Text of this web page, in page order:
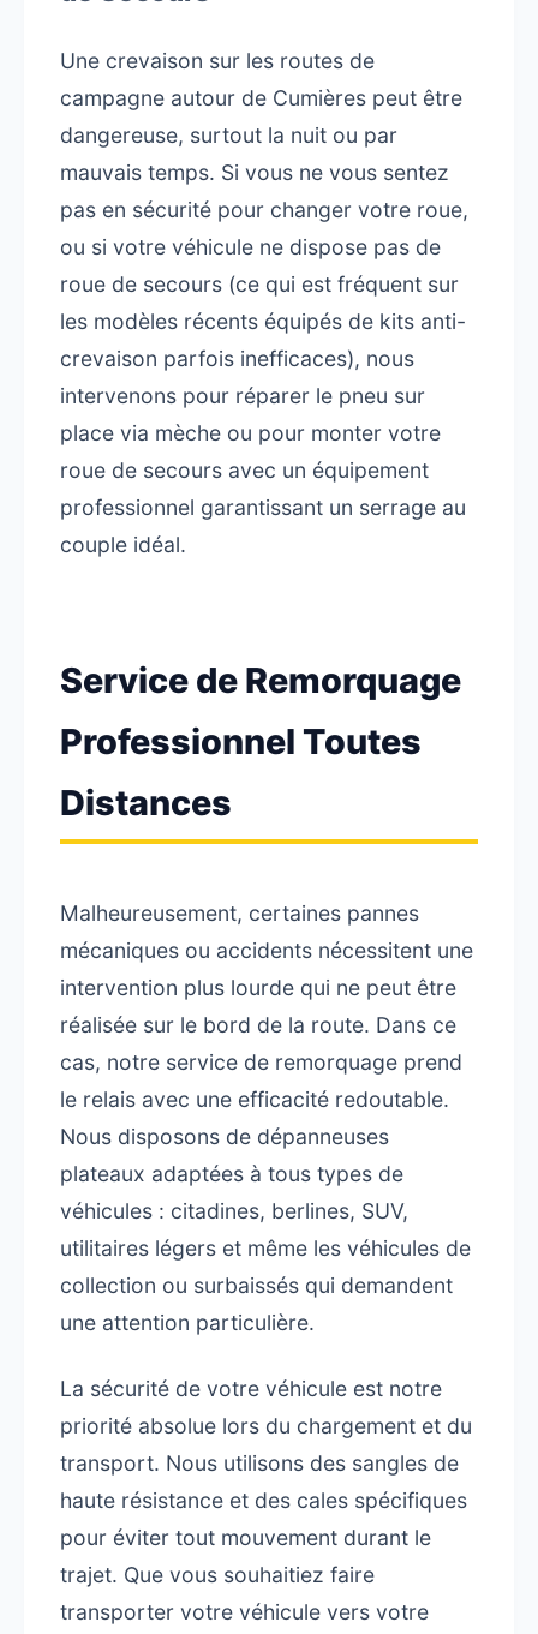
Une crevaison sur les routes de
campagne autour de Cumières peut être
dangereuse, surtout la nuit ou par
mauvais temps. Si vous ne vous sentez
pas en sécurité pour changer votre roue,
ou si votre véhicule ne dispose pas de
roue de secours (ce qui est fréquent sur
les modèles récents équipés de kits anti-
crevaison parfois inefficaces), nous
intervenons pour réparer le pneu sur
place via mèche ou pour monter votre
roue de secours avec un équipement
professionnel garantissant un serrage au
couple idéal.
Service de Remorquage
Professionnel Toutes
Distances
Malheureusement, certaines pannes
mécaniques ou accidents nécessitent une
intervention plus lourde qui ne peut être
réalisée sur le bord de la route. Dans ce
cas, notre service de remorquage prend
le relais avec une efficacité redoutable.
Nous disposons de dépanneuses
plateaux adaptées à tous types de
véhicules : citadines, berlines, SUV,
utilitaires légers et même les véhicules de
collection ou surbaissés qui demandent
une attention particulière.
La sécurité de votre véhicule est notre
priorité absolue lors du chargement et du
transport. Nous utilisons des sangles de
haute résistance et des cales spécifiques
pour éviter tout mouvement durant le
trajet. Que vous souhaitiez faire
transporter votre véhicule vers votre